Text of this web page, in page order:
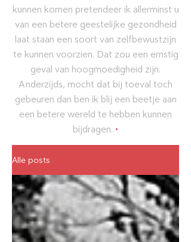
kunnen komen pretendeer ik allerminst u
van een betere geestelijke gezondheid
laat staan een soort van zelfbewustzijn
te kunnen voorzien. Dat zou een ernstig
geval van hoogmoedigheid zijn.
Anderzijds, mocht dat bij toeval toch
gebeuren dan ben ik blij een beetje aan
een betere wereld te hebben kunnen
bijdragen. •
Alle posts